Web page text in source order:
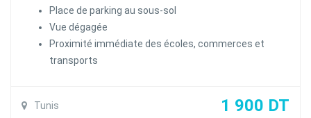
Place de parking au sous-sol
Vue dégagée
Proximité immédiate des écoles, commerces et
transports
Tunis 1 900 DT